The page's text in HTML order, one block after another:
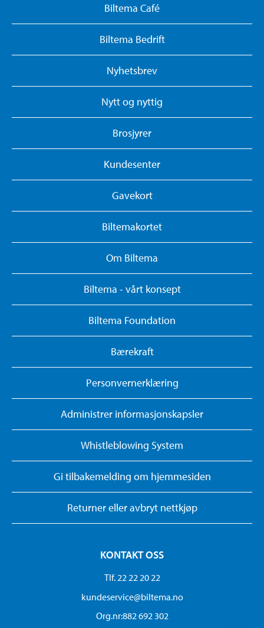
Biltema Café
Biltema Bedrift
Nyhetsbrev
Nytt og nyttig
Brosjyrer
Kundesenter
Gavekort
Biltemakortet
Om Biltema
Biltema - vårt konsept
Biltema Foundation
Bærekraft
Personvernerklæring
Administrer informasjonskapsler
Whistleblowing System
Gi tilbakemelding om hjemmesiden
Returner eller avbryt nettkjøp
KONTAKT OSS
Tlf. 22 22 20 22
kundeservice@biltema.no
Org.nr:882 692 302